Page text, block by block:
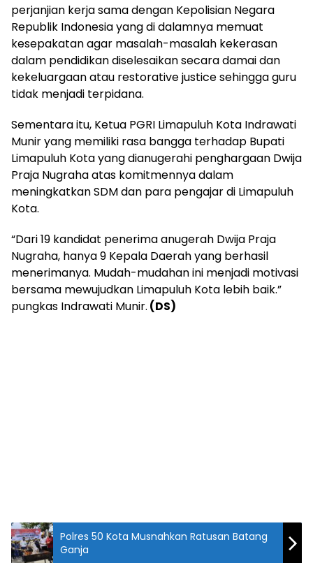
perjanjian kerja sama dengan Kepolisian Negara
Republik Indonesia yang di dalamnya memuat
kesepakatan agar masalah-masalah kekerasan
dalam pendidikan diselesaikan secara damai dan
kekeluargaan atau restorative justice sehingga guru
tidak menjadi terpidana.
Sementara itu, Ketua PGRI Limapuluh Kota Indrawati
Munir yang memiliki rasa bangga terhadap Bupati
Limapuluh Kota yang dianugerahi penghargaan Dwija
Praja Nugraha atas komitmennya dalam
meningkatkan SDM dan para pengajar di Limapuluh
Kota.
“Dari 19 kandidat penerima anugerah Dwija Praja
Nugraha, hanya 9 Kepala Daerah yang berhasil
menerimanya. Mudah-mudahan ini menjadi motivasi
bersama mewujudkan Limapuluh Kota lebih baik.”
pungkas Indrawati Munir. (DS)
Polres 50 Kota Musnahkan Ratusan Batang
Ganja